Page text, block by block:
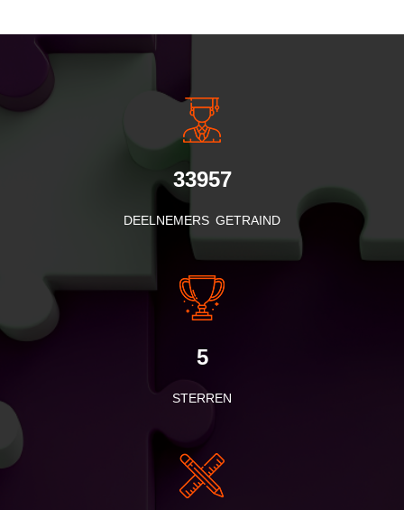
INSIDE INFORMATIE
33957
DEELNEMERS GETRAIND
5
STERREN